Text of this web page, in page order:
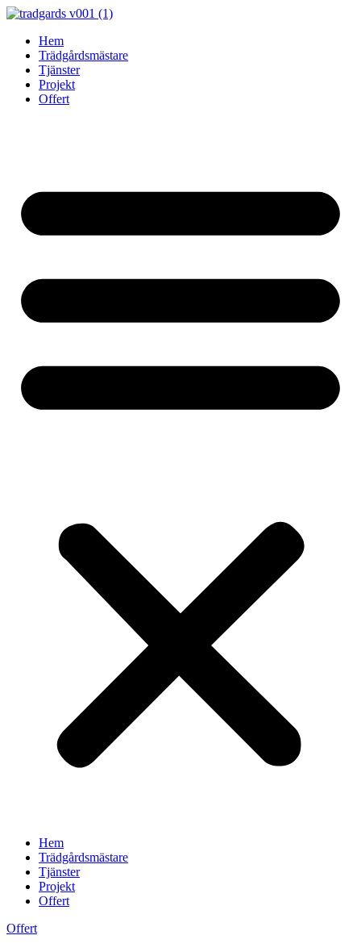
Skip
contentHem
Trädgårdsmästare
Tjänster
Projekt
Offert
Hem
Trädgårdsmästare
Tjänster
Projekt
Offert
Offert